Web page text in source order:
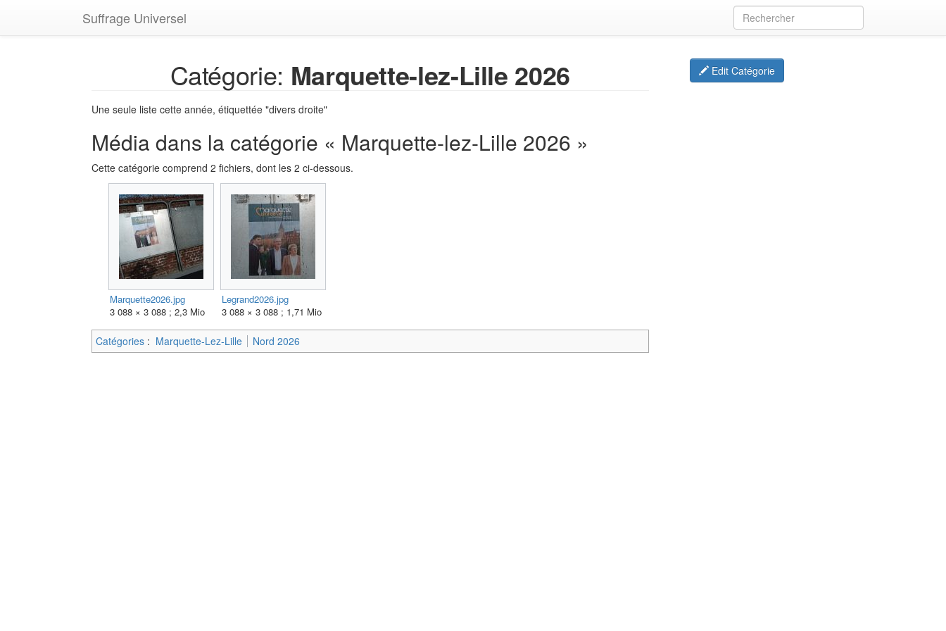
Suffrage Universel
Catégorie: Marquette-lez-Lille 2026
Une seule liste cette année, étiquettée "divers droite"
Média dans la catégorie « Marquette-lez-Lille 2026 »
Cette catégorie comprend 2 fichiers, dont les 2 ci-dessous.
Marquette2026.jpg
3 088 × 3 088 ; 2,3 Mio
Legrand2026.jpg
3 088 × 3 088 ; 1,71 Mio
Catégories : Marquette-Lez-Lille Nord 2026
Edit Catégorie